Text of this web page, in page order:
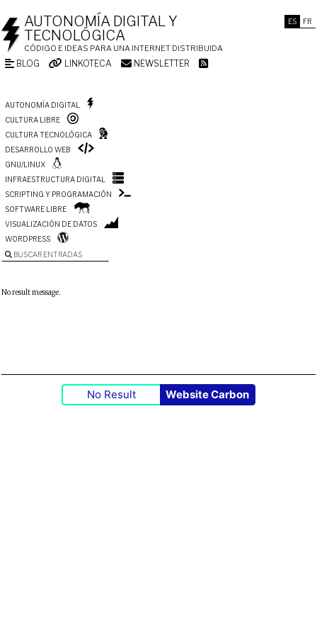
ES FR
AUTONOMÍA DIGITAL Y
TECNOLÓGICA
CÓDIGO E IDEAS PARA UNA INTERNET DISTRIBUIDA
BLOG LINKOTECA NEWSLETTER
AUTONOMÍA DIGITAL
CULTURA LIBRE
CULTURA TECNOLÓGICA
DESARROLLO WEB
GNU/LINUX
INFRAESTRUCTURA DIGITAL
SCRIPTING Y PROGRAMACIÓN
SOFTWARE LIBRE
VISUALIZACIÓN DE DATOS
WORDPRESS
BUSCAR ENTRADAS
No result message.
No Result Website Carbon